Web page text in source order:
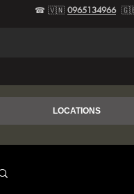
☎ 🇻🇳 0965134966
LOCATIONS